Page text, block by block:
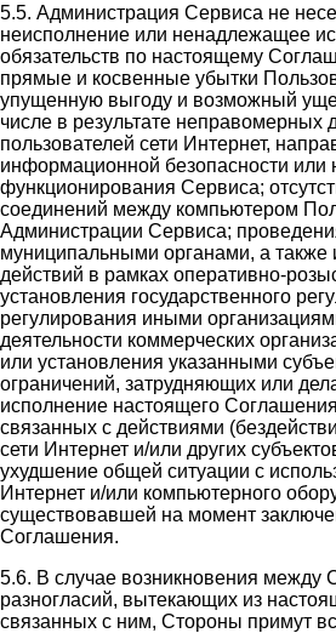
5.5. Администрация Сервиса не
неисполнение или ненадлежащее
обязательств по настоящему
прямые и косвенные убытки
упущенную выгоду и возможный
числе в результате неправомерных
пользователей сети Интернет,
информационной безопасности или
функционирования Сервиса;
соединений между компьютером
Администрации Сервиса;
муниципальными органами, а
действий в рамках оперативно-
установления государственного
регулирования иными
деятельности коммерческих
или установления указанными
ограничений, затрудняющих или
исполнение настоящего
связанных с действиями
сети Интернет и/или других
ухудшение общей ситуации с
Интернет и/или компьютерного
существовавшей на момент
Соглашения.
5.6. В случае возникновения между
разногласий, вытекающих из
связанных с ним, Стороны примут